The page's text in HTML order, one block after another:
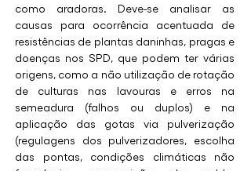
como aradoras. Deve-se analisar as
causas para ocorrência acentuada de
resistências de plantas daninhas, pragas e
doenças nos SPD, que podem ter várias
origens, como a não utilização de rotação
de culturas nas lavouras e erros na
semeadura (falhos ou duplos) e na
aplicação das gotas via pulverização
(regulagens dos pulverizadores, escolha
das pontas, condições climáticas não